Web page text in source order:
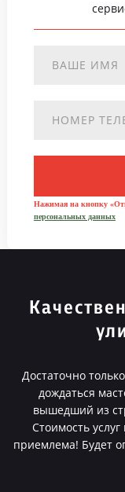
Нажимая на кнопку
персональных данных
Достаточно
дождаться
вышедший из
Стоимость
приемлема! Будет